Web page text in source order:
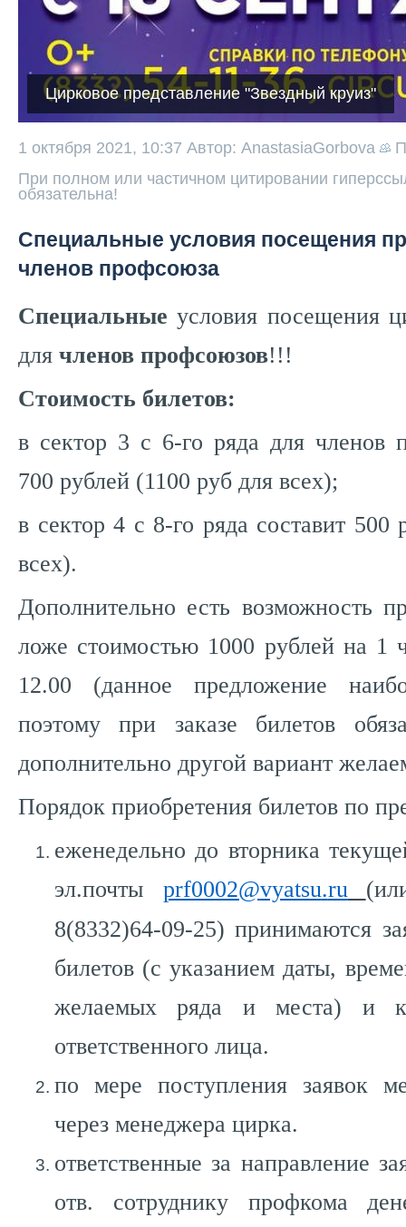
Цирковое представление "Звездный круиз"
1 октября 2021, 10:37 Автор: AnastasiaGorbova
При полном или частичном цитировании
обязательна!
Специальные условия посещения
членов профсоюза
Специальные условия посещения
для членов профсоюзов!!!
Стоимость билетов:
в сектор 3 с 6-го ряда для членов
700 рублей (1100 руб для всех);
в сектор 4 с 8-го ряда составит 500
всех).
Дополнительно есть возможность
ложе стоимостью 1000 рублей на 1
12.00 (данное предложение
поэтому при заказе билетов
дополнительно другой вариант
Порядок приобретения билетов по
еженедельно до вторника
эл.почты prf0002@vyatsu.ru
8(8332)64-09-25) принимаются
билетов (с указанием даты,
желаемых ряда и места) и
ответственного лица.
по мере поступления заявок
через менеджера цирка.
ответственные за направление
отв. сотруднику профкома